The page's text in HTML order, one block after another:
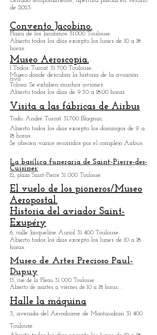
Av. Jean Gonord 31 500 Toulouse.
Parque temático dedicado al espacio.
Museo Agustino
21, calle de Metz 31 000 Toulouse.
Cerrado temporalmente, apertura parcial en verano
de 2023.
Convento Jacobino.
Plaza de los Jacobinos 31.000 Toulouse.
Abierto todos los días excepto los lunes de 10 a 18
horas.
Museo Aeroscopia.
1 Todos. Turcat 31 700 Toulouse.
Museo donde descubrir la historia de la aviación
Tolosa. Se exhiben muchos aviones.
Abierto todos los días de 9:30 a 18:00 horas.
Todo. André Turcat 31.700 Blagnac.
Abierto todos los días excepto los domingos de 9 a
18 horas.
Se ofrecen varios recorridos por el complejo Airbus.
La basílica funeraria de Saint-Pierre-des-
Cuisines:
12, plaza Saint-Pierre 31 000 Toulouse.
El vuelo de los pioneros/Museo
Aeropostal.
Historia del aviador Saint-
Exupéry
6, calle Jacqueline Auriol 31 400 Toulouse.
Abierto todos los días excepto los lunes de 10 a 18
Museo de Artes Precioso Paul-
Dupuy
13, rue de la Pleau 31 000 Toulouse
Abierto de martes a viernes de 10 a 18 horas.